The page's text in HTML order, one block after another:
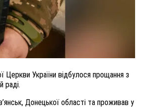
України відбулося прощання з
раді.
Донецької області та проживав у
ОТРИМАНИХ НА ВІЙНІ,
ВОЙТИК
0